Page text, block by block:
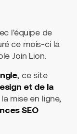
l'équipe de
ce mois-ci la
Join Lion.
, ce site
et de la
mise en ligne,
SEO